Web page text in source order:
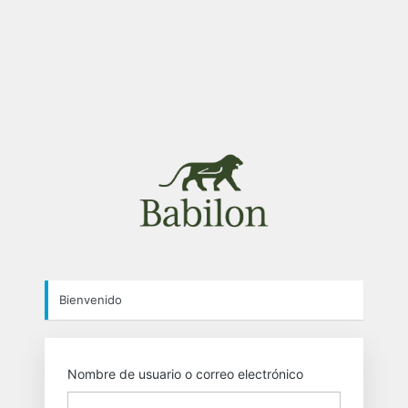
Bienvenido
Nombre de usuario o correo electrónico